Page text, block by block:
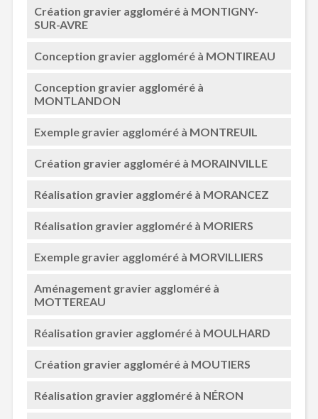
Création gravier aggloméré à MONTIGNY-
SUR-AVRE
Conception gravier aggloméré à MONTIREAU
Conception gravier aggloméré à
MONTLANDON
Exemple gravier aggloméré à MONTREUIL
Création gravier aggloméré à MORAINVILLE
Réalisation gravier aggloméré à MORANCEZ
Réalisation gravier aggloméré à MORIERS
Exemple gravier aggloméré à MORVILLIERS
Aménagement gravier aggloméré à
MOTTEREAU
Réalisation gravier aggloméré à MOULHARD
Création gravier aggloméré à MOUTIERS
Réalisation gravier aggloméré à NÉRON